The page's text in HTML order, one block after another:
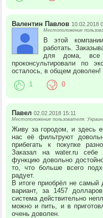
Валентин Павлов 10.02.2018
Местоположение
В этой
работать.
для дома,
проконсультировали по
осталось, в общем доволен!
1 0
Павел 02.02.2018 15:11
Местоположение пользователя:
Живу за городом, и здесь
нас её фильтруют
прибегать к покупке
Заказал на water.ru себе
функцию довольно
то, что больше всего
радует.
В итоге приобрёл не
вариант, за 1457
система действительно
можно и пить, и в
очень доволен.